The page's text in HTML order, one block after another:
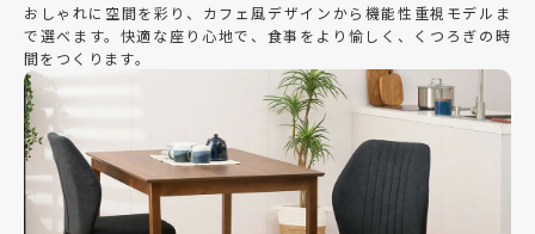
おしゃれに空間を彩り、カフェ風デザインから機能性重視モデルま
で選べます。快適な座り心地で、食事をより愉しく、くつろぎの時
間をつくります。